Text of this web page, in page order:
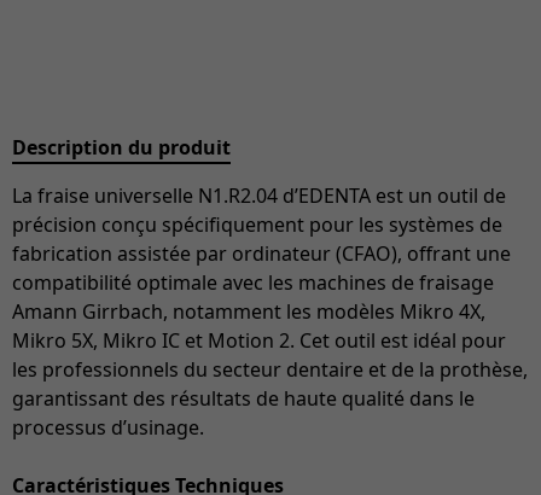
Description du produit
La fraise universelle N1.R2.04 d’EDENTA est un outil de
précision conçu spécifiquement pour les systèmes de
fabrication assistée par ordinateur (CFAO), offrant une
compatibilité optimale avec les machines de fraisage
Amann Girrbach, notamment les modèles Mikro 4X,
Mikro 5X, Mikro IC et Motion 2. Cet outil est idéal pour
les professionnels du secteur dentaire et de la prothèse,
garantissant des résultats de haute qualité dans le
processus d’usinage.
Caractéristiques Techniques